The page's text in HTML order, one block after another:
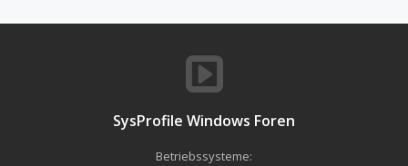
SysProfile Windows Foren
Betriebssysteme: